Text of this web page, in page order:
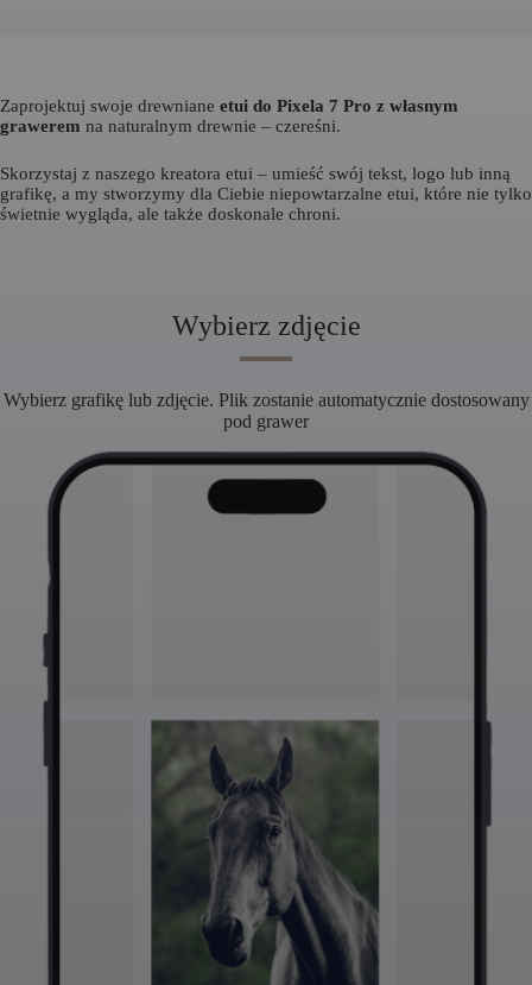
Zaprojektuj swoje drewniane etui do Pixela 7 Pro z własnym
grawerem na naturalnym drewnie – czereśni.
Skorzystaj z naszego kreatora etui – umieść swój tekst, logo lub inną
grafikę, a my stworzymy dla Ciebie niepowtarzalne etui, które nie tylko
świetnie wygląda, ale także doskonale chroni.
Wybierz zdjęcie
Wybierz grafikę lub zdjęcie. Plik zostanie automatycznie dostosowany
pod grawer